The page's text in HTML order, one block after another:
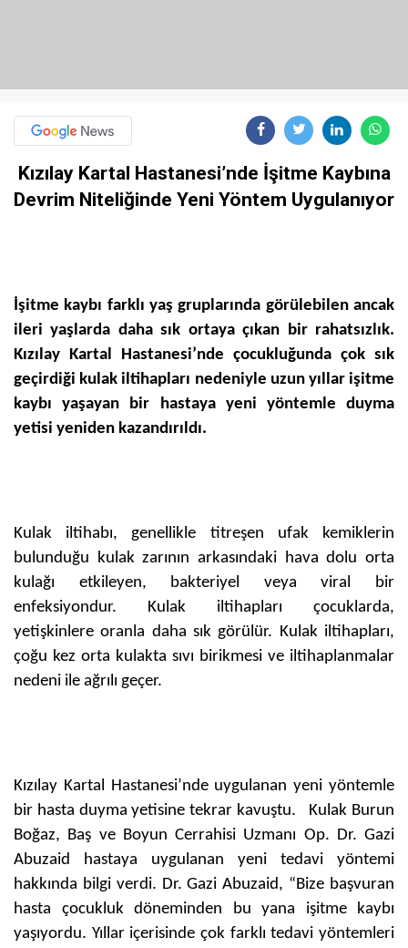
Kızılay Kartal Hastanesi’nde İşitme Kaybına
Devrim Niteliğinde Yeni Yöntem Uygulanıyor
İşitme kaybı farklı yaş gruplarında görülebilen ancak
ileri yaşlarda daha sık ortaya çıkan bir rahatsızlık.
Kızılay Kartal Hastanesi’nde çocukluğunda çok sık
geçirdiği kulak iltihapları nedeniyle uzun yıllar işitme
kaybı yaşayan bir hastaya yeni yöntemle duyma
yetisi yeniden kazandırıldı.
Kulak iltihabı, genellikle titreşen ufak kemiklerin
bulunduğu kulak zarının arkasındaki hava dolu orta
kulağı etkileyen, bakteriyel veya viral bir
enfeksiyondur. Kulak iltihapları çocuklarda,
yetişkinlere oranla daha sık görülür. Kulak iltihapları,
çoğu kez orta kulakta sıvı birikmesi ve iltihaplanmalar
nedeni ile ağrılı geçer.
Kızılay Kartal Hastanesi’nde uygulanan yeni yöntemle
bir hasta duyma yetisine tekrar kavuştu. Kulak Burun
Boğaz, Baş ve Boyun Cerrahisi Uzmanı Op. Dr. Gazi
Abuzaid hastaya uygulanan yeni tedavi yöntemi
hakkında bilgi verdi. Dr. Gazi Abuzaid, “Bize başvuran
hasta çocukluk döneminden bu yana işitme kaybı
yaşıyordu. Yıllar içerisinde çok farklı tedavi yöntemleri